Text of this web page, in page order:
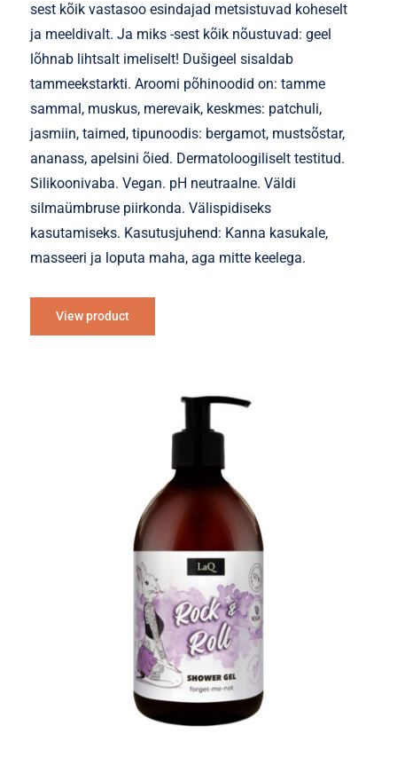
sest kõik vastasoo esindajad metsistuvad koheselt
ja meeldivalt. Ja miks -sest kõik nõustuvad: geel
lõhnab lihtsalt imeliselt! Dušigeel sisaldab
tammeekstarkti. Aroomi põhinoodid on: tamme
sammal, muskus, merevaik, keskmes: patchuli,
jasmiin, taimed, tipunoodis: bergamot, mustsõstar,
ananass, apelsini õied. Dermatoloogiliselt testitud.
Silikoonivaba. Vegan. pH neutraalne. Väldi
silmaümbruse piirkonda. Välispidiseks
kasutamiseks. Kasutusjuhend: Kanna kasukale,
masseeri ja loputa maha, aga mitte keelega.
View product